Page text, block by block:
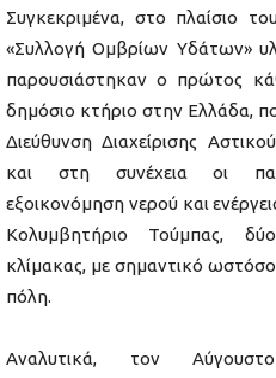
Συγκεκριμένα, στο πλαίσιο
«Συλλογή Ομβρίων Υδάτων»
παρουσιάστηκαν ο πρώτος
δημόσιο κτήριο στην Ελλάδα,
Διεύθυνση Διαχείρισης
και στη συνέχεια οι
εξοικονόμηση νερού και
Κολυμβητήριο Τούμπας,
κλίμακας, με σημαντικό
πόλη.
Αναλυτικά, τον